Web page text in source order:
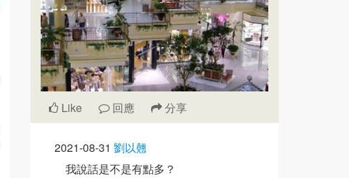
Like 回應 分享
2021-08-31 劉以翹
我說話是不是有點多？